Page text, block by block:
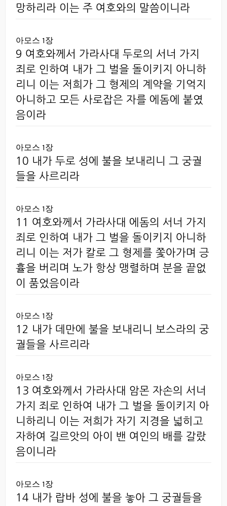
망하리라 이는 주 여호와의 말씀이니라
아모스 1장
9 여호와께서 가라사대 두로의 서너 가지
죄로 인하여 내가 그 벌을 돌이키지 아니하
리니 이는 저희가 그 형제의 계약을 기억지
아니하고 모든 사로잡은 자를 에돔에 붙였
음이라
아모스 1장
10 내가 두로 성에 불을 보내리니 그 궁궐
들을 사르리라
아모스 1장
11 여호와께서 가라사대 에돔의 서너 가지
죄로 인하여 내가 그 벌을 돌이키지 아니하
리니 이는 저가 칼로 그 형제를 쫓아가며 긍
휼을 버리며 노가 항상 맹렬하며 분을 끝없
이 품었음이라
아모스 1장
12 내가 데만에 불을 보내리니 보스라의 궁
궐들을 사르리라
아모스 1장
13 여호와께서 가라사대 암몬 자손의 서너
가지 죄로 인하여 내가 그 벌을 돌이키지 아
니하리니 이는 저희가 자기 지경을 넓히고
자하여 길르앗의 아이 밴 여인의 배를 갈랐
음이니라
아모스 1장
14 내가 랍바 성에 불을 놓아 그 궁궐들을